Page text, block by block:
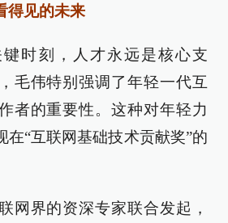
得见的未来
时刻，人才永远是核心支
毛伟特别强调了年轻一代互
者的重要性。这种对年轻力
在“互联网基础技术贡献奖”的
网界的资深专家联合发起，